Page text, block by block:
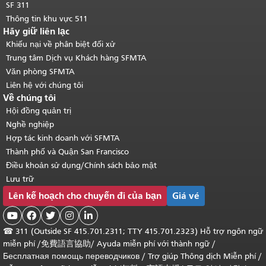
SF 311
Thông tin khu vực 511
Hãy giữ liên lạc
Khiếu nại về phân biệt đối xử
Trung tâm Dịch vụ Khách hàng SFMTA
Văn phòng SFMTA
Liên hệ với chúng tôi
Về chúng tôi
Hội đồng quản trị
Nghề nghiệp
Hợp tác kinh doanh với SFMTA
Thành phố và Quận San Francisco
Điều khoản sử dụng/Chính sách bảo mật
Lưu trữ
Lên kế hoạch cho chuyến đi của bạn Giá vé
    
☎ 311 (Outside SF 415.701.2311; TTY 415.701.2323) Hỗ trợ ngôn ngữ
miễn phí /免費語言協助/ Ayuda miễn phí với thành ngữ /
Бесплатная помощь переводчиков / Trợ giúp Thông dịch Miễn phí/